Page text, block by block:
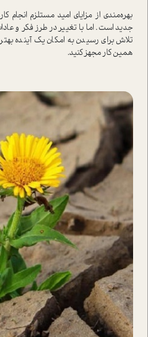
بهره‌مندی از مزایای امید مستلزم انجام
جدید است. اما با تغییر در طرز فکر و
تلاش برای رسیدن به امکان یک آینده
همین کار مجهز کنید.